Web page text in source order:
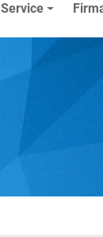
Service